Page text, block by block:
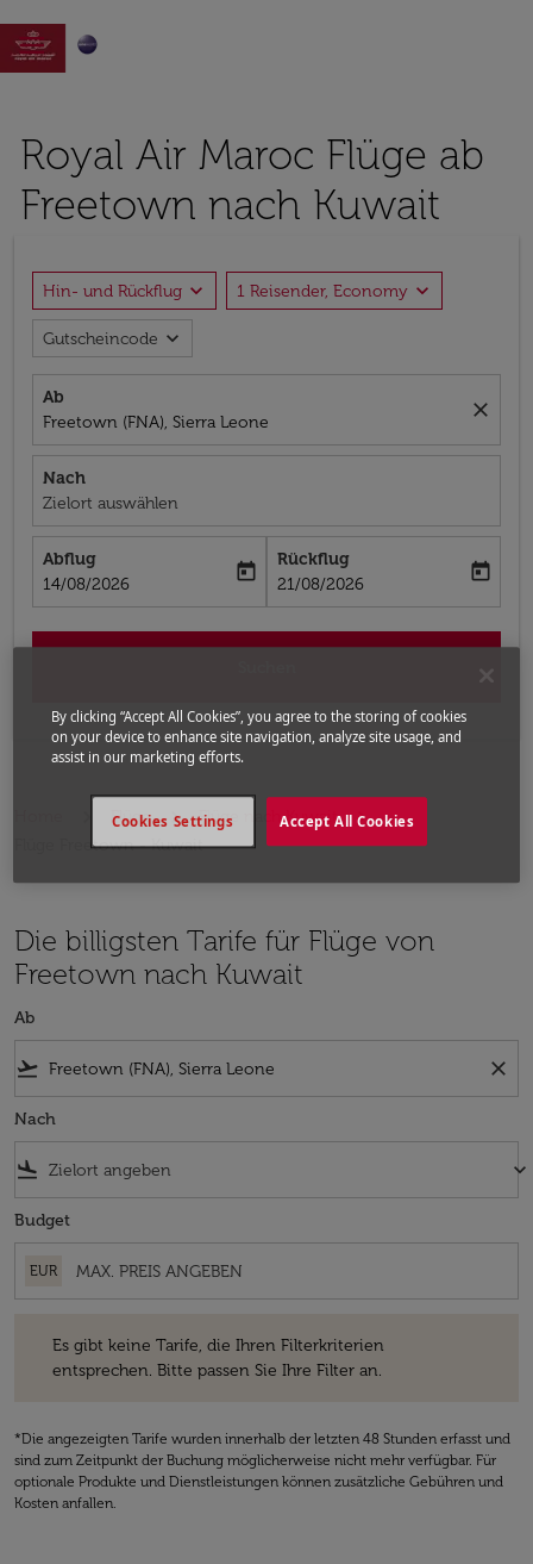

Royal Air Maroc Flüge ab
Freetown nach Kuwait
Hin- und Rückflug expand_more 1 Reisender, Economy expand_more
Gutscheincode expand_more
Ab
Freetown (FNA), Sierra Leone
close
Nach
Zielort auswählen
Abflug
fc-booking-departure-date-aria-label
14/08/2026
today
Rückflug
fc-booking-return-date-aria-label
21/08/2026
today
Flüge
Flüge nach Kuwait
Flüge Freetown - Kuwait
Die billigsten Tarife für Flüge von
Freetown nach Kuwait
Ab
flight_takeoff close
Nach
flight_land keyboard_arrow_down
Budget
EUR
Es gibt keine Tarife, die Ihren Filterkriterien
entsprechen. Bitte passen Sie Ihre Filter an.
*Die angezeigten Tarife wurden innerhalb der letzten 48 Stunden erfasst und
sind zum Zeitpunkt der Buchung möglicherweise nicht mehr verfügbar. Für
optionale Produkte und Dienstleistungen können zusätzliche Gebühren und
Kosten anfallen.
By clicking “Accept All Cookies”, you agree to the storing of cookies
on your device to enhance site navigation, analyze site usage, and
assist in our marketing efforts.
Accept All Cookies
Cookies Settings